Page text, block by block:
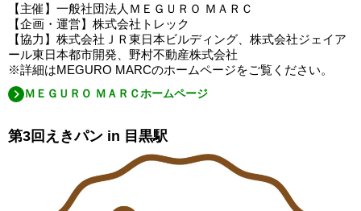
【主催】一般社団法人ＭＥＧＵＲＯ ＭＡＲＣ
【企画・運営】株式会社トレック
【協力】株式会社ＪＲ東日本ビルディング、株式会社ジェイア
ール東日本都市開発、野村不動産株式会社
※詳細はMEGURO MARCのホームページをご覧ください。
ＭＥＧＵＲＯ ＭＡＲＣホームページ
第3回えきパン in 目黒駅